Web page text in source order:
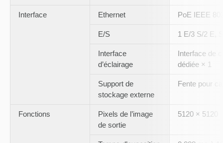
Interface Ethernet PoE IEEE
E/S 1 E/3 S/2 E,
Interface
d’éclairage
Interface de
dédiée × 1
Support de
stockage externe
Fente pour
Fonctions
Pixels de l’image
de sortie
5120 × 5120